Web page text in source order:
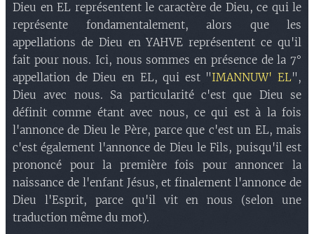
Dieu en EL représentent le caractère de Dieu, ce qui le
représente fondamentalement, alors que les
appellations de Dieu en YAHVE représentent ce qu'il
fait pour nous. Ici, nous sommes en présence de la 7°
appellation de Dieu en EL, qui est "IMANNUW' EL",
Dieu avec nous. Sa particularité c'est que Dieu se
définit comme étant avec nous, ce qui est à la fois
l'annonce de Dieu le Père, parce que c'est un EL, mais
c'est également l'annonce de Dieu le Fils, puisqu'il est
prononcé pour la première fois pour annoncer la
naissance de l'enfant Jésus, et finalement l'annonce de
Dieu l'Esprit, parce qu'il vit en nous (selon une
traduction même du mot).